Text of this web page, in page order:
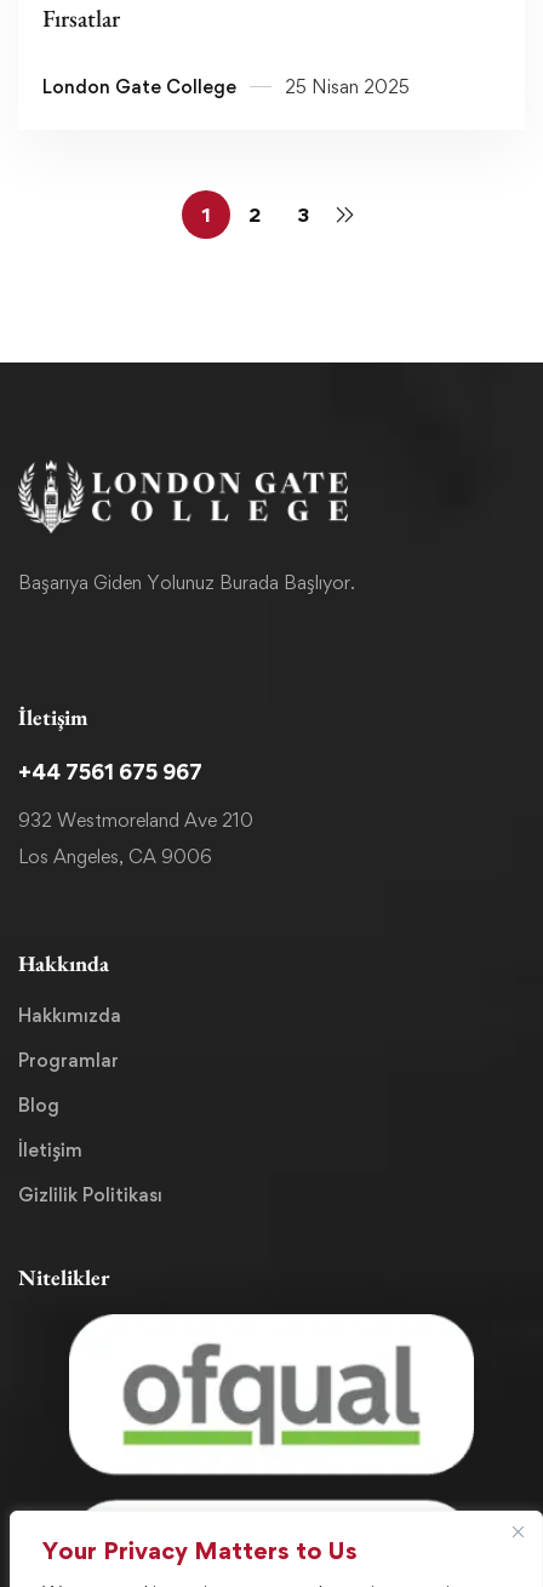
Your Privacy Matters to Us
Fırsatlar
London Gate College 25 Nisan 2025
1 2 3
Başarıya Giden Yolunuz Burada Başlıyor.
İletişim
+44 7561 675 967
932 Westmoreland Ave 210
Los Angeles, CA 9006
Hakkında
Hakkımızda
Programlar
Blog
İletişim
Gizlilik Politikası
Nitelikler